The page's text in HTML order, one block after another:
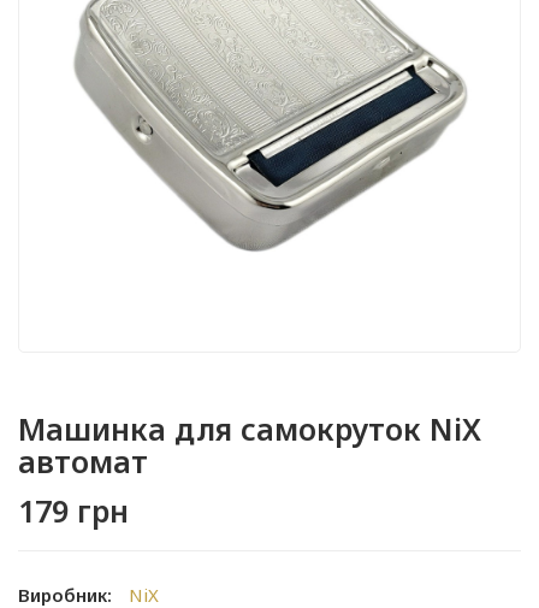
Машинка для самокруток NiX
автомат
179 грн
Виробник:
NiX